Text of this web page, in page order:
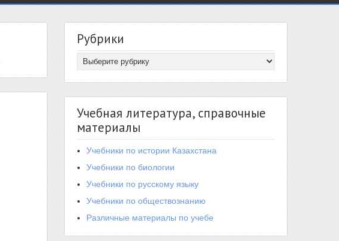
Рубрики
Учебная литература, справочные
материалы
Учебники по истории Казахстана
Учебники по биологии
Учебники по русскому языку
Учебники по обществознанию
Различные материалы по учебе